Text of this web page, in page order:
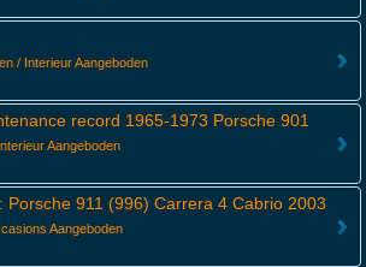
/ Interieur Aangeboden
record 1965-1973 Porsche 901
Aangeboden
Porsche 911 (996) Carrera 4 Cabrio 2003
Aangeboden